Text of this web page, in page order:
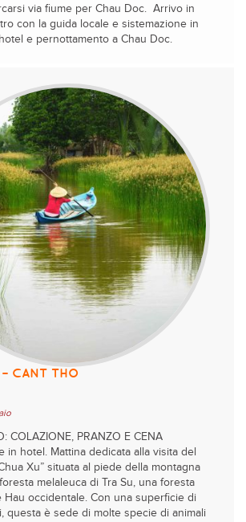
via fiume per Chau Doc. Arrivo in
con la guida locale e sistemazione in
e pernottamento a Chau Doc.
CANT THO
COLAZIONE, PRANZO E CENA
in hotel. Mattina dedicata alla visita del
Chua Xu” situata al piede della montagna
melaleuca di Tra Su, una foresta
Hau occidentale. Con una superficie di
questa è sede di molte specie di animali